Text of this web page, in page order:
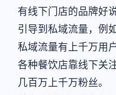
有线下门店的品牌好
引导到私域流量，例
私域流量有上千万用户
各种餐饮店靠线下关
几百万上千万粉丝。